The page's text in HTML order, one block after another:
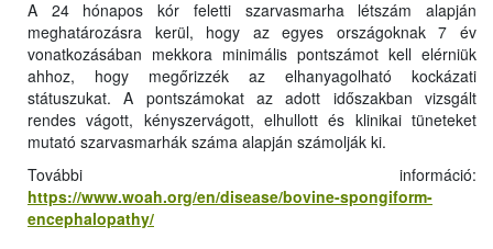
A 24 hónapos kór feletti szarvasmarha létszám alapján
meghatározásra kerül, hogy az egyes országoknak 7 év
vonatkozásában mekkora minimális pontszámot kell elérniük
ahhoz, hogy megőrizzék az elhanyagolható kockázati
státuszukat. A pontszámokat az adott időszakban vizsgált
rendes vágott, kényszervágott, elhullott és klinikai tüneteket
mutató szarvasmarhák száma alapján számolják ki.
További információ:
https://www.woah.org/en/disease/bovine-spongiform-
encephalopathy/